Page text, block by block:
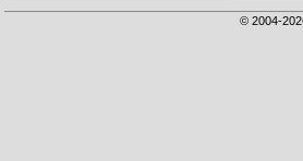
© 2004-